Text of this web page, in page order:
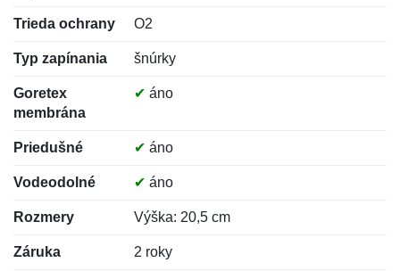
Trieda ochrany O2
Typ zapínania šnúrky
Goretex
membrána
✔ áno
Priedušné ✔ áno
Vodeodolné ✔ áno
Rozmery Výška: 20,5 cm
Záruka 2 roky